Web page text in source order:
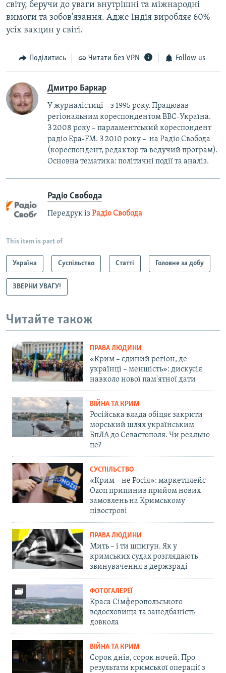
світу, беручи до уваги внутрішні та міжнародні
вимоги та зобов'язання. Адже Індія виробляє 60%
усіх вакцин у світі.
Поділитись Читати без VPN Follow us
Дмитро Баркар
У журналістиці – з 1995 року. Працював
регіональним кореспондентом BBC-Україна.
З 2008 року – парламентський кореспондент
радіо Ера-FM. З 2010 року – на Радіо Свобода
(кореспондент, редактор та ведучий програм).
Основна тематика: політичні події та аналіз.
Радіо Свобода
Передрук із Радіо Свобода
This item is part of
Україна Суспільство Статті Головне за добу
ЗВЕРНИ УВАГУ!
Читайте також
ПРАВА ЛЮДИНИ
«Крим – єдиний регіон, де
українці – меншість»: дискусія
навколо нової пам'ятної дати
ВІЙНА ТА КРИМ
Російська влада обіцяє закрити
морський шлях українським
БпЛА до Севастополя. Чи реально
це?
СУСПІЛЬСТВО
«Крим – не Росія»: маркетплейс
Ozon припинив прийом нових
замовлень на Кримському
півострові
ПРАВА ЛЮДИНИ
Мить – і ти шпигун. Як у
кримських судах розглядають
звинувачення в держзраді
ФОТОГАЛЕРЕЇ
Краса Сімферопольського
водосховища та занедбаність
довкола
ВІЙНА ТА КРИМ
Сорок днів, сорок ночей. Про
результати кримської операції з